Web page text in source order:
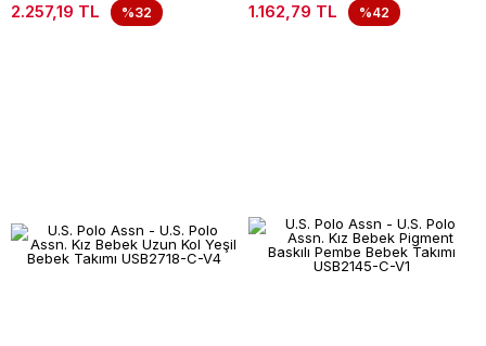
2.257,19 TL %32 1.162,79 TL %42